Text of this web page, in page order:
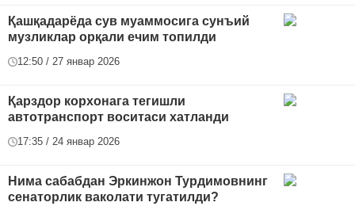
Қашқадарёда сув муаммосига сунъий
музликлар орқали ечим топилди
12:50 / 27 январ 2026
Қарздор корхонага тегишли
автотранспорт воситаси хатланди
17:35 / 24 январ 2026
Нима сабабдан Эркинжон Турдимовнинг
сенаторлик ваколати тугатилди?